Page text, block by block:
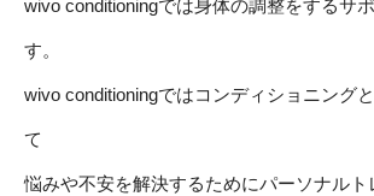
wivo conditioningでは身体の調整をするサ
す。
wivo conditioningではコンディショニング
て
悩みや不安を解決するためにパーソナル